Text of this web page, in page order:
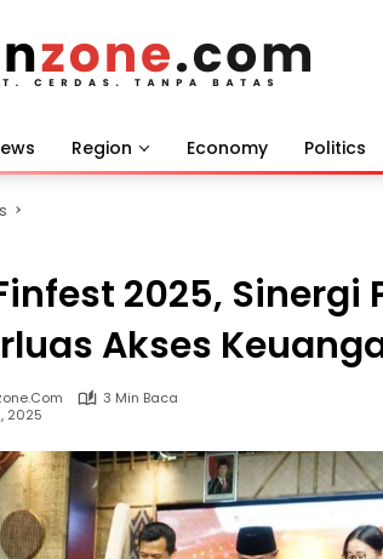
Region Economy Politics
2025, Sinergi
Akses
3 Min Baca
2025